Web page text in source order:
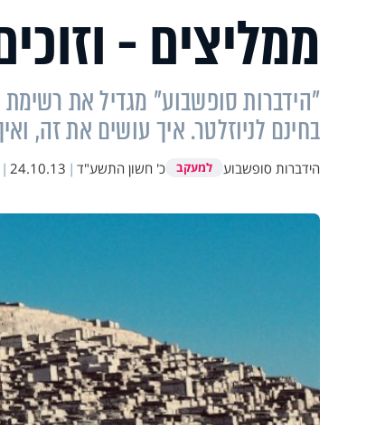
ממליצים -
"הידברות סופשבוע" מגדיל את
בחינם לניוזלטר. איך עושים את זה,
הידברות סופשבוע למעקב כ' חשון התשע"ד |
24.10.13
|